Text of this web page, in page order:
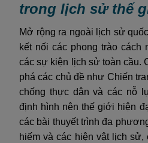
trong lịch sử thế
Mở rộng ra ngoài lịch sử
kết nối các phong trào
các sự kiện lịch sử toàn cầu.
phá các chủ đề như Chiến
chống thực dân và các nỗ
định hình nên thế giới hiện
các bài thuyết trình đa
hiếm và các hiện vật lịch sử,